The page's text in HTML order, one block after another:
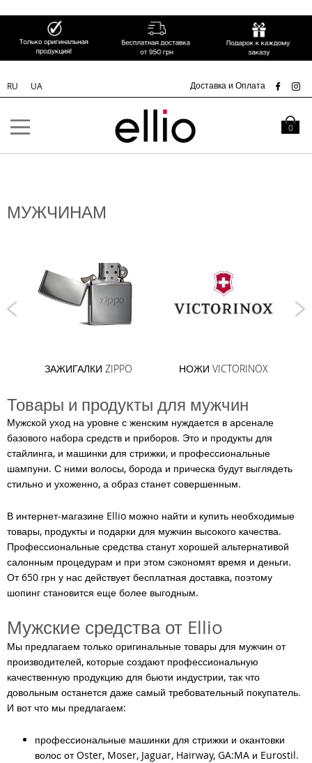
Skip to
RU UA Доставка и Оплата
Моя
0
МУЖЧИНАМ
ЗАЖИГАЛКИ ZIPPO НОЖИ VICTORINOX
Товары и продукты для мужчин
Мужской уход на уровне с женским нуждается в арсенале
базового набора средств и приборов. Это и продукты для
стайлинга, и машинки для стрижки, и профессиональные
шампуни. С ними волосы, борода и прическа будут выглядеть
стильно и ухоженно, а образ станет совершенным.
В интернет-магазине Ellio можно найти и купить необходимые
товары, продукты и подарки для мужчин высокого качества.
Профессиональные средства станут хорошей альтернативой
салонным процедурам и при этом сэкономят время и деньги.
От 650 грн у нас действует бесплатная доставка, поэтому
шопинг становится еще более выгодным.
Мужские средства от Ellio
Мы предлагаем только оригинальные товары для мужчин от
производителей, которые создают профессиональную
качественную продукцию для бьюти индустрии, так что
довольным останется даже самый требовательный покупатель.
И вот что мы предлагаем:
профессиональные машинки для стрижки и окантовки
волос от Oster, Moser, Jaguar, Hairway, GA:MA и Eurostil.